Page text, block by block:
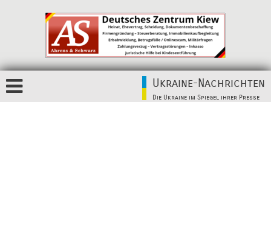
Ukraine-Nachrichten
Die Ukraine im Spiegel ihrer Presse